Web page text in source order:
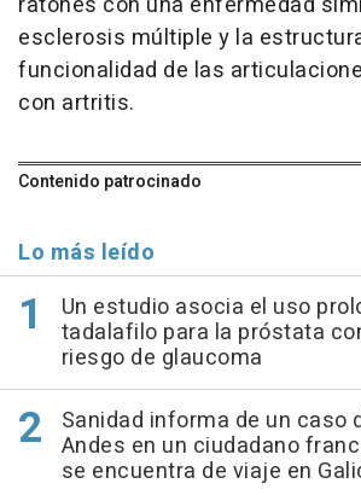
esclerosis múltiple y la
funcionalidad de las
con artritis.
Contenido patrocinado
Lo más leído
Un estudio asocia el uso
tadalafilo para la próstata
riesgo de glaucoma
Sanidad informa de un caso
Andes en un ciudadano
se encuentra de viaje en